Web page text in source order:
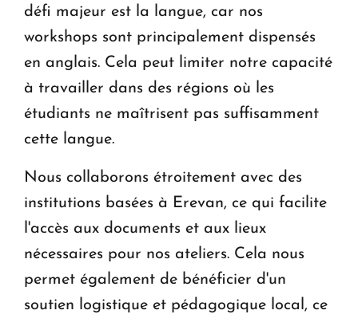
défi majeur est la langue, car nos
workshops sont principalement dispensés
en anglais. Cela peut limiter notre capacité
à travailler dans des régions où les
étudiants ne maîtrisent pas suffisamment
cette langue.
Nous collaborons étroitement avec des
institutions basées à Erevan, ce qui facilite
l'accès aux documents et aux lieux
nécessaires pour nos ateliers. Cela nous
permet également de bénéficier d'un
soutien logistique et pédagogique local, ce